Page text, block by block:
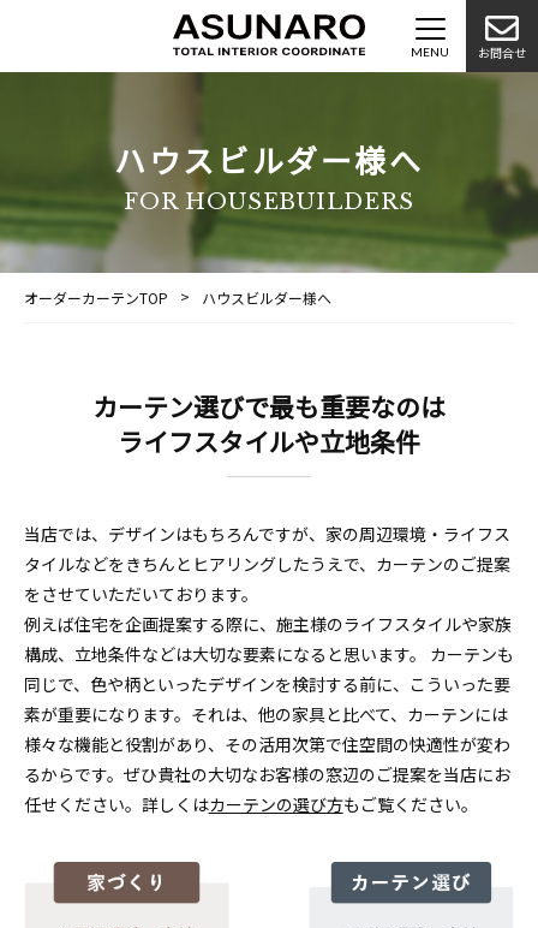
お問合せ
ハウスビルダー様へ
FOR HOUSEBUILDERS
オーダーカーテンTOP ハウスビルダー様へ
カーテン選びで最も重要なのは
ライフスタイルや立地条件
当店では、デザインはもちろんですが、家の周辺環境・ライフス
タイルなどをきちんとヒアリングしたうえで、カーテンのご提案
をさせていただいております。
例えば住宅を企画提案する際に、施主様のライフスタイルや家族
構成、立地条件などは大切な要素になると思います。 カーテンも
同じで、色や柄といったデザインを検討する前に、こういった要
素が重要になります。それは、他の家具と比べて、カーテンには
様々な機能と役割があり、その活用次第で住空間の快適性が変わ
るからです。ぜひ貴社の大切なお客様の窓辺のご提案を当店にお
任せください。詳しくはカーテンの選び方もご覧ください。